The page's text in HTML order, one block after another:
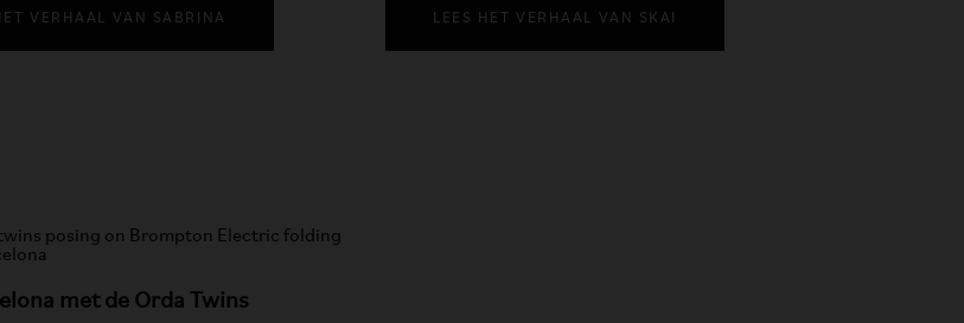
VERHAAL VAN SABRINA LEES HET VERHAAL VAN SKAI
met de Orda Twins